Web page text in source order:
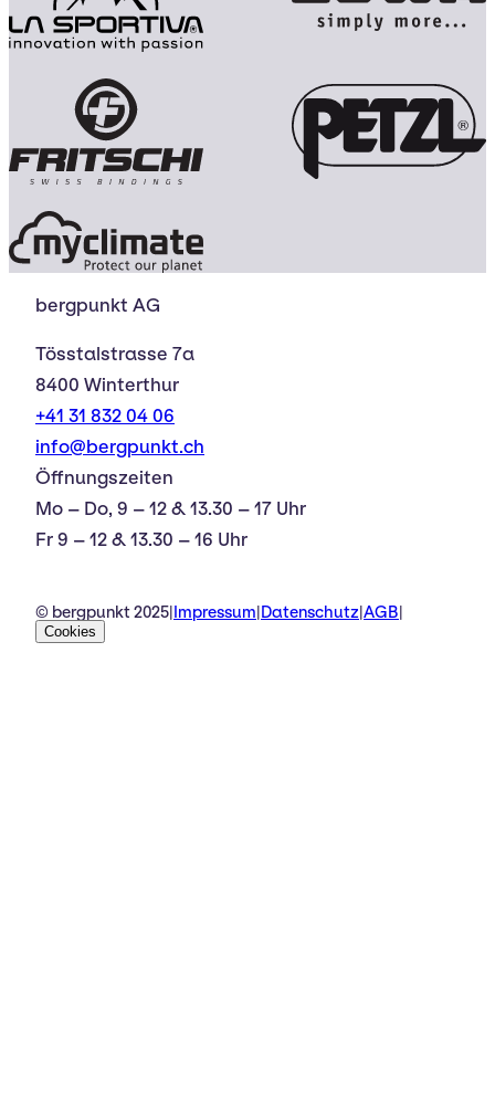
bergpunkt AG
Tösstalstrasse 7a
8400 Winterthur
+41 31 832 04 06
info@bergpunkt.ch
Öffnungszeiten
Mo – Do, 9 – 12 & 13.30 – 17 Uhr
Fr 9 – 12 & 13.30 – 16 Uhr
© bergpunkt 2025 Impressum Datenschutz AGB
Cookies